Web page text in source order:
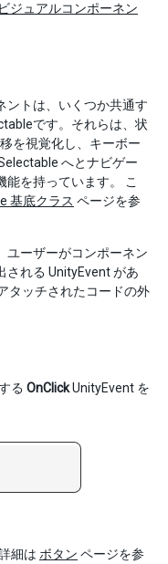
ビジュアルコンポーネン
ントは、いくつか共通す
です。それらは、状
を視覚化し、キーボー
へとナビゲー
を持っています。 こ
基底クラス ページを参
ユーザーがコンポーネン
される UnityEvent があ
タッチされたコードの外
る OnClickUnityEvent を
細は ボタン ページを参